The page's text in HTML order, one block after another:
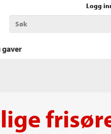
Logg
gaver